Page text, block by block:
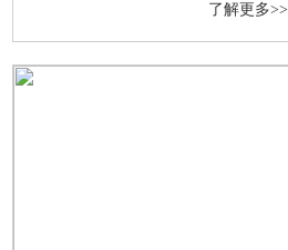
了解更多>>